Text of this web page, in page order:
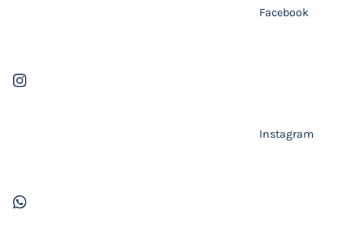
Facebook
Instagram